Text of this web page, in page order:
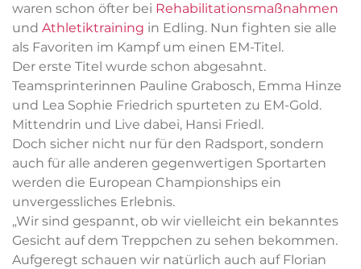
waren schon öfter bei Rehabilitationsmaßnahmen
und Athletiktraining in Edling. Nun fighten sie alle
als Favoriten im Kampf um einen EM-Titel.
Der erste Titel wurde schon abgesahnt.
Teamsprinterinnen Pauline Grabosch, Emma Hinze
und Lea Sophie Friedrich spurteten zu EM-Gold.
Mittendrin und Live dabei, Hansi Friedl.
Doch sicher nicht nur für den Radsport, sondern
auch für alle anderen gegenwertigen Sportarten
werden die European Championships ein
unvergessliches Erlebnis.
„Wir sind gespannt, ob wir vielleicht ein bekanntes
Gesicht auf dem Treppchen zu sehen bekommen.
Aufgeregt schauen wir natürlich auch auf Florian